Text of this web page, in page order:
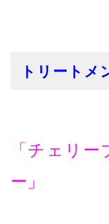
トリートメ
「チェリ
ー」